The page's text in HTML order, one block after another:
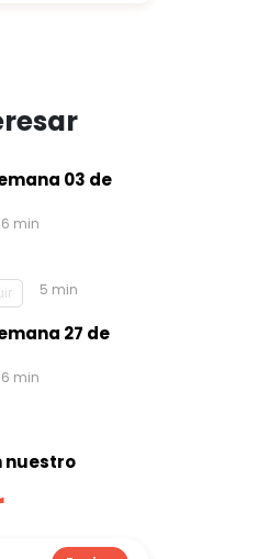
03 de
6 min
5 min
27 de
6 min
nuestro